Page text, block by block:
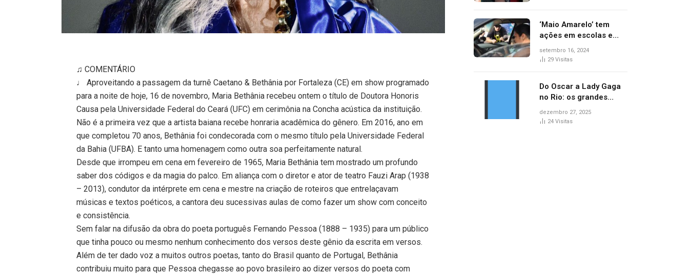
♫ COMENTÁRIO
♩ Aproveitando a passagem da turnê Caetano & Bethânia por Fortaleza (CE) em show programado
para a noite de hoje, 16 de novembro, Maria Bethânia recebeu ontem o título de Doutora Honoris
Causa pela Universidade Federal do Ceará (UFC) em cerimônia na Concha acústica da instituição.
Não é a primeira vez que a artista baiana recebe honraria acadêmica do gênero. Em 2016, ano em
que completou 70 anos, Bethânia foi condecorada com o mesmo título pela Universidade Federal
da Bahia (UFBA). E tanto uma homenagem como outra soa perfeitamente natural.
Desde que irrompeu em cena em fevereiro de 1965, Maria Bethânia tem mostrado um profundo
saber dos códigos e da magia do palco. Em aliança com o diretor e ator de teatro Fauzi Arap (1938
– 2013), condutor da intérprete em cena e mestre na criação de roteiros que entrelaçavam
músicas e textos poéticos, a cantora deu sucessivas aulas de como fazer um show com conceito
e consistência.
Sem falar na difusão da obra do poeta português Fernando Pessoa (1888 – 1935) para um público
que tinha pouco ou mesmo nenhum conhecimento dos versos deste gênio da escrita em versos.
Além de ter dado voz a muitos outros poetas, tanto do Brasil quanto de Portugal, Bethânia
contribuiu muito para que Pessoa chegasse ao povo brasileiro ao dizer versos do poeta com
‘Maio Amarelo’ tem
ações em escolas e
ruas para prevenir
acidentes no trânsito
setembro 16, 2024
29 Visitas
Do Oscar a Lady Gaga
no Rio: os grandes
marcos da cultura em
2025
dezembro 27, 2025
24 Visitas